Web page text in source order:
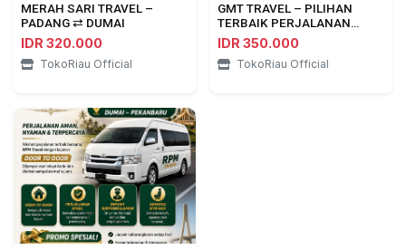
MERAH SARI TRAVEL –
PADANG ⇄ DUMAI
IDR 320.000
TokoRiau Official
GMT TRAVEL – PILIHAN
TERBAIK PERJALANAN
PEKANBARU ⇄ BENGKULU
IDR 350.000
TokoRiau Official